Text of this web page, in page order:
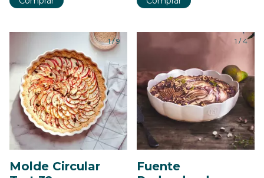
1/9
Molde Circular
1 /4
Fuente